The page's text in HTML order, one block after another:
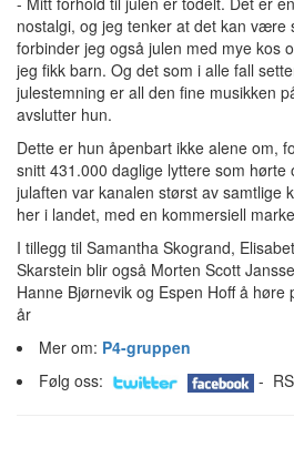
nostalgi, og jeg tenker at det kan være
forbinder jeg også julen med mye kos
jeg fikk barn. Og det som i alle fall
julestemning er all den fine musikken
avslutter hun.
Dette er hun åpenbart ikke alene om,
snitt 431.000 daglige lyttere som hørte
julaften var kanalen størst av samtlige
her i landet, med en kommersiell
I tillegg til Samantha Skogrand,
Skarstein blir også Morten Scott
Hanne Bjørnevik og Espen Hoff å høre
år
Mer om: P4-gruppen
Følg oss:
-